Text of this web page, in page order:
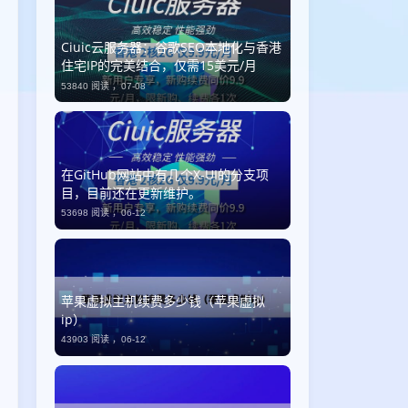
Ciuic云服务器：谷歌SEO本地化与香港
住宅IP的完美结合，仅需15美元/月
53840 阅读 ，07-08
​在GitHub网站中有几个X-UI的分支项
目，目前还在更新维护。
53698 阅读 ，06-12
苹果虚拟主机续费多少钱（苹果虚拟
ip）
43903 阅读 ，06-12